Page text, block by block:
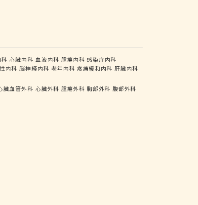
心臓内科 血液内科 腫瘍内科 感染症内科
内科 脳神経内科 老年内科 疼痛緩和内科 肝臓内科
臓血管外科 心臓外科 腫瘍外科 胸部外科 腹部外科